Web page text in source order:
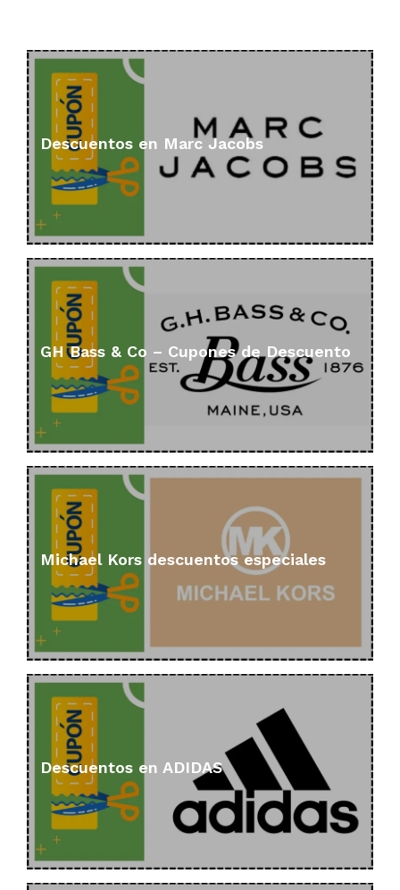
Descuentos en Marc Jacobs
GH Bass & Co – Cupones de Descuento
Michael Kors descuentos especiales
Descuentos en ADIDAS